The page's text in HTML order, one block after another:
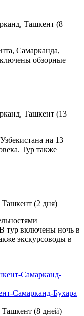
Ташкент (8
Самарканда,
обзорные
Ташкент (13
на 13
Тур также
(2 дня)
тур включены ночь в
экскурсоводы в
Самарканд-Бухара
(8 дней)